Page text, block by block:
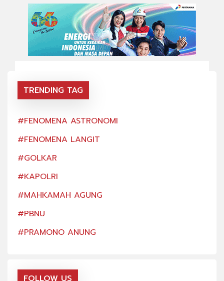
TRENDING TAG
#FENOMENA ASTRONOMI
#FENOMENA LANGIT
#GOLKAR
#KAPOLRI
#MAHKAMAH AGUNG
#PBNU
#PRAMONO ANUNG
FOLLOW US